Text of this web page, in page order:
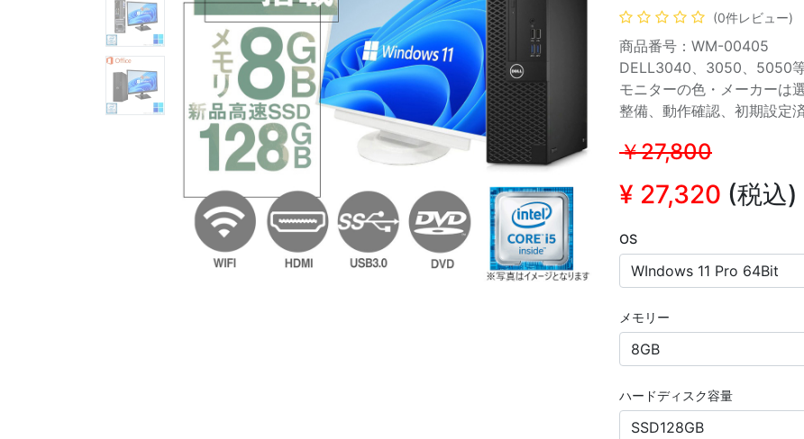
(0件レビュー)
商品番号：WM-00405
DELL3040、3050、5050等
モニターの色・メーカーは
整備、動作確認、初期設定
￥27,800
¥ 27,320 (税込)
OS
メモリー
ハードディスク容量